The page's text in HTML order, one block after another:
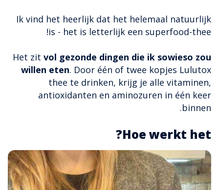
Ik vind het heerlijk dat het helemaal natuurlijk
is - het is letterlijk een superfood-thee!
Het zit vol gezonde dingen die ik sowieso zou
willen eten. Door één of twee kopjes Lulutox
thee te drinken, krijg je alle vitaminen,
antioxidanten en aminozuren in één keer
binnen.
Hoe werkt het?